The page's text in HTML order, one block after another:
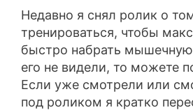
Недавно я снял ролик о
тренироваться, чтобы
быстро набрать
его не видели, то можете
Если уже смотрели или
под роликом я кратко